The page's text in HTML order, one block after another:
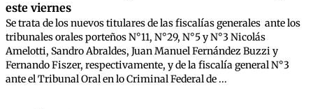
este viernes
Se trata de los nuevos titulares de las fiscalías generales ante los
tribunales orales porteños N°11, N°29, N°5 y N°3 Nicolás
Amelotti, Sandro Abraldes, Juan Manuel Fernández Buzzi y
Fernando Fiszer, respectivamente, y de la fiscalía general N°3
ante el Tribunal Oral en lo Criminal Federal de ...